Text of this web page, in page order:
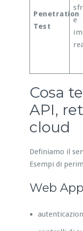
Penetration
Test
e
Cosa
API,
cloud
Definiamo il
Esempi di
Web